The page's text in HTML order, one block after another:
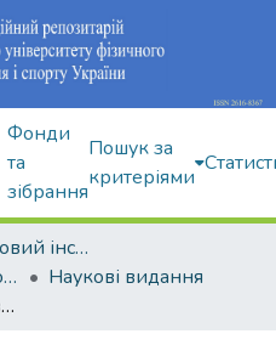
Фонди
та
зібрання
Пошук за
критеріями
Навчально-науковий інститут здоров'я, реабілітації та фізичного виховання
Кафедра медичної біології та спортивної дієтології
Наукові видання
Антеролатеральна зв`язка як важливий елемент ротаційної стабільності колінного суглоба. Потенціал ультрасонографічного дослідження